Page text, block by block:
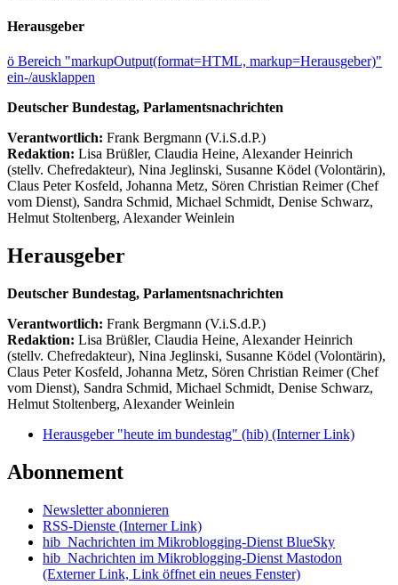
Herausgeber
ö Bereich "markupOutput(format=HTML, markup=Herausgeber)"
ein-/ausklappen
Deutscher Bundestag, Parlamentsnachrichten
Verantwortlich: Frank Bergmann (V.i.S.d.P.)
Redaktion: Lisa Brüßler, Claudia Heine, Alexander Heinrich
(stellv. Chefredakteur), Nina Jeglinski, Susanne Ködel (Volontärin),
Claus Peter Kosfeld, Johanna Metz, Sören Christian Reimer (Chef
vom Dienst), Sandra Schmid, Michael Schmidt, Denise Schwarz,
Helmut Stoltenberg, Alexander Weinlein
Herausgeber
Deutscher Bundestag, Parlamentsnachrichten
Verantwortlich: Frank Bergmann (V.i.S.d.P.)
Redaktion: Lisa Brüßler, Claudia Heine, Alexander Heinrich
(stellv. Chefredakteur), Nina Jeglinski, Susanne Ködel (Volontärin),
Claus Peter Kosfeld, Johanna Metz, Sören Christian Reimer (Chef
vom Dienst), Sandra Schmid, Michael Schmidt, Denise Schwarz,
Helmut Stoltenberg, Alexander Weinlein
Herausgeber "heute im bundestag" (hib) (Interner Link)
Abonnement
Newsletter abonnieren
RSS-Dienste (Interner Link)
hib_Nachrichten im Mikroblogging-Dienst BlueSky
hib_Nachrichten im Mikroblogging-Dienst Mastodon
(Externer Link, Link öffnet ein neues Fenster)